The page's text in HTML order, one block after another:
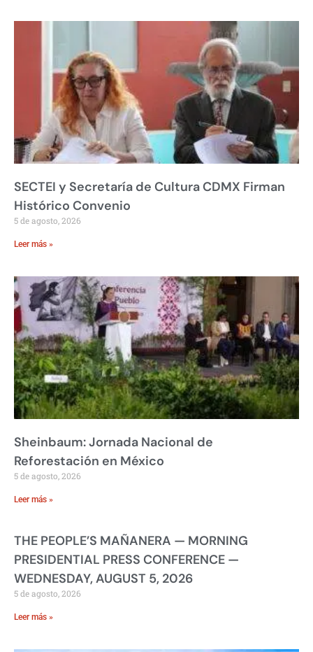
SECTEI y Secretaría de Cultura CDMX Firman
Histórico Convenio
5 de agosto, 2026
Leer más »
Sheinbaum: Jornada Nacional de
Reforestación en México
5 de agosto, 2026
Leer más »
THE PEOPLE’S MAÑANERA — MORNING
PRESIDENTIAL PRESS CONFERENCE —
WEDNESDAY, AUGUST 5, 2026
5 de agosto, 2026
Leer más »